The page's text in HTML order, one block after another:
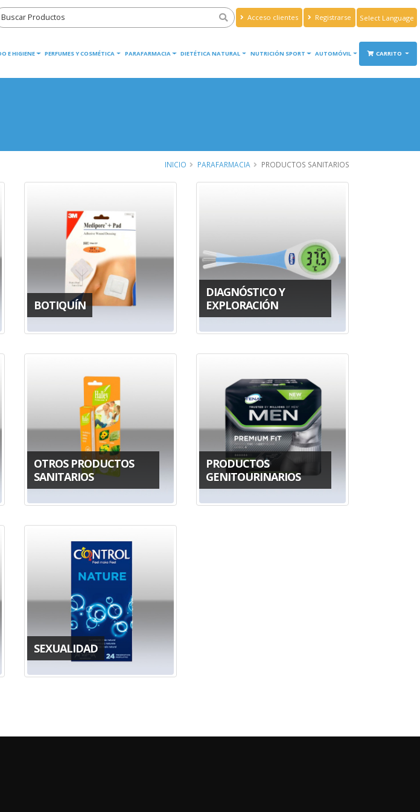
Acceso clientes Registrarse
Translate
E HIGIENE PERFUMES Y COSMÉTICA PARAFARMACIA DIETÉTICA NATURAL NUTRICIÓN SPORT AUTOMÓVIL CARRITO
INICIO PARAFARMACIA PRODUCTOS SANITARIOS
BOTIQUÍN
DIAGNÓSTICO Y
EXPLORACIÓN
OTROS PRODUCTOS
SANITARIOS
PRODUCTOS
GENITOURINARIOS
SEXUALIDAD